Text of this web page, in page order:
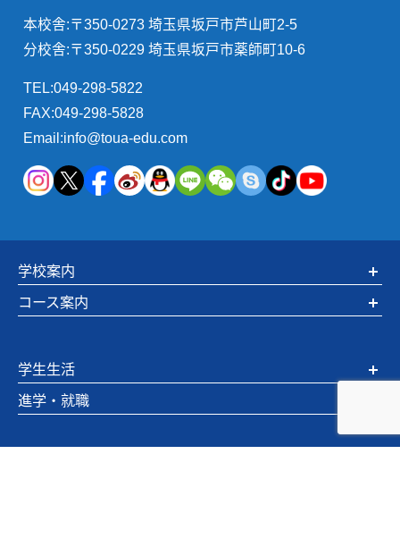
本校舎:〒350-0273 埼玉県坂戸市芦山町2-5
分校舎:〒350-0229 埼玉県坂戸市薬師町10-6
TEL:049-298-5822
FAX:049-298-5828
Email:info@toua-edu.com
学校案内
コース案内
学生生活
進学・就職